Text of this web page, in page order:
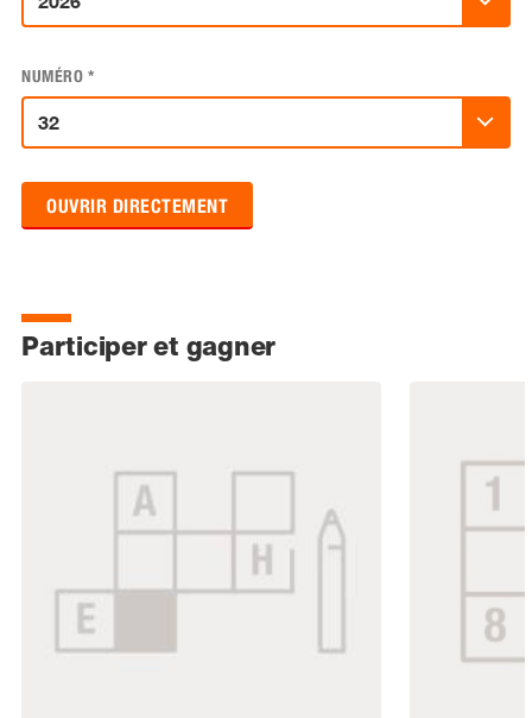
NUMÉRO *
OUVRIR DIRECTEMENT
Participer et gagner